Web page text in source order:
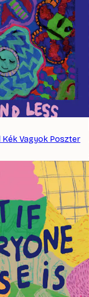
Kék Vagyok Poszter